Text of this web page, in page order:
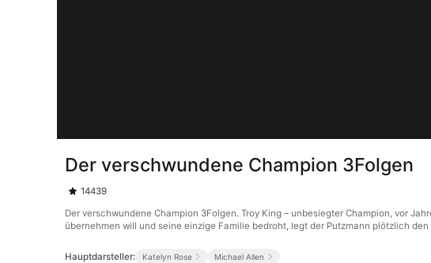
Der verschwundene Champion 3Folgen
14439
Der verschwundene Champion 3Folgen. Troy King – unbesiegter Champion, vor
übernehmen will und seine einzige Familie bedroht, legt der Putzmann plötzlich
Hauptdarsteller: Katelyn Rose Michael Allen